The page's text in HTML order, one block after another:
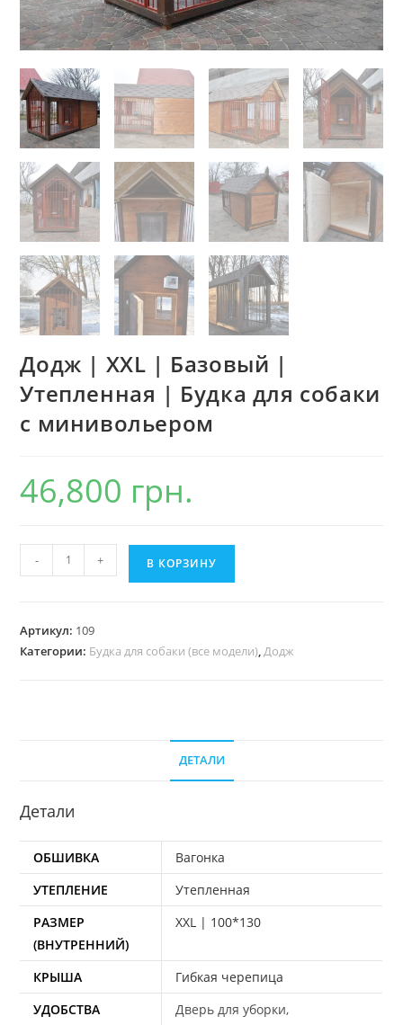
Додж | ХХL | Базовый |
Утепленная | Будка для собаки
с минивольером
46,800 грн.
Количество
товара
ХХL
собаки
с
- + В КОРЗИНУ
Артикул: 109
Категории: Будка для собаки (все модели) Додж
ДЕТАЛИ
Детали
ОБШИВКА
Вагонка
УТЕПЛЕНИЕ
Утепленная
РАЗМЕР
(ВНУТРЕННИЙ)
XXL | 100*130
КРЫША
Гибкая черепица
УДОБСТВА
Дверь для уборки,